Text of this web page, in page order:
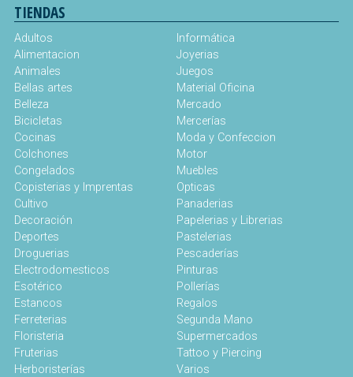
TIENDAS
Adultos
Alimentacion
Animales
Bellas artes
Belleza
Bicicletas
Cocinas
Colchones
Congelados
Copisterias y Imprentas
Cultivo
Decoración
Deportes
Droguerias
Electrodomesticos
Esotérico
Estancos
Ferreterias
Floristeria
Fruterias
Herboristerías
Informática
Joyerias
Juegos
Material Oficina
Mercado
Mercerías
Moda y Confeccion
Motor
Muebles
Opticas
Panaderias
Papelerias y Librerias
Pastelerias
Pescaderías
Pinturas
Pollerías
Regalos
Segunda Mano
Supermercados
Tattoo y Piercing
Varios